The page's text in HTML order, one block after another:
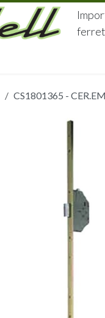
CS1801365 -